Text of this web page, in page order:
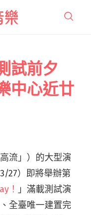
試前夕
中心近廿
流」）的大型演
27）即將舉辦第
！ 」滿載測試演
全臺唯一建置完